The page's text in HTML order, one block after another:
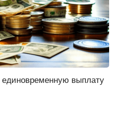
выплату